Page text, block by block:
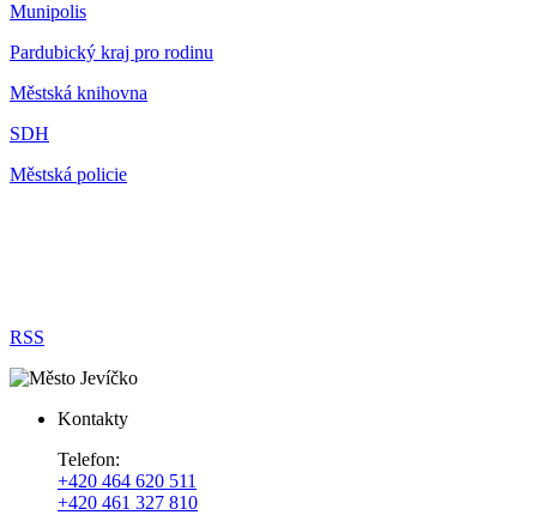
Munipolis
Pardubický kraj pro rodinu
Městská knihovna
SDH
Městská policie
RSS
Kontakty
Telefon:
+420 464 620 511
+420 461 327 810